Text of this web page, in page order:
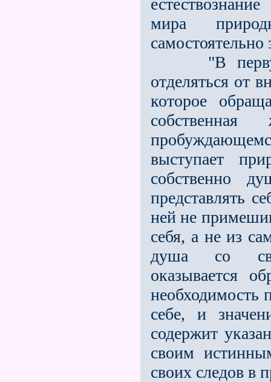
мира
"В первую
отделяться от
которое
выступает
собственно
представлять
ней не
себя, а не из
душа со
оказывается
необходимость
себе, и
содержит
своим
своих следов в